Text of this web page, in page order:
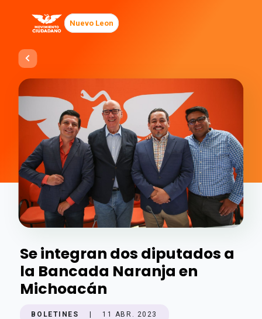
Nuevo Leon
Se integran dos diputados a
la Bancada Naranja en
Michoacán
BOLETINES 11 ABR. 2023